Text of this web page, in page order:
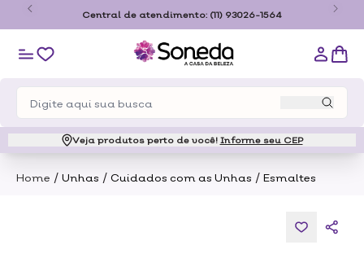
Central de atendimento: (11) 93026-1564
Veja produtos perto de você! Informe seu CEP
Home / Unhas / Cuidados com as Unhas / Esmaltes